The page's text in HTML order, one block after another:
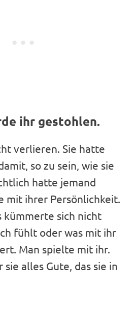
ihr gestohlen.
verlieren. Sie hatte
so zu sein, wie sie
hatte jemand
mit ihrer Persönlichkeit.
kümmerte sich nicht
fühlt oder was mit ihr
Man spielte mit ihr.
alles Gute, das sie in